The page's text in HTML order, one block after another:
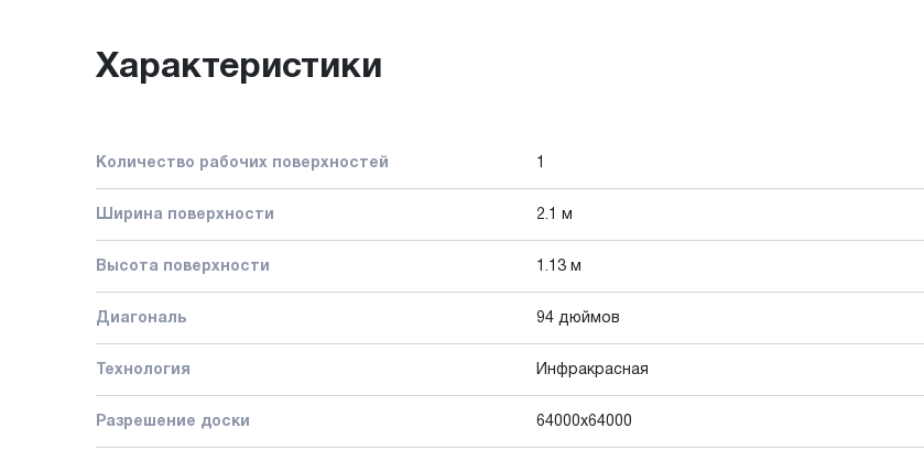
Характеристики
Количество рабочих поверхностей 1
Ширина поверхности 2.1 м
Высота поверхности 1.13 м
Диагональ 94 дюймов
Технология Инфракрасная
Разрешение доски 64000x64000